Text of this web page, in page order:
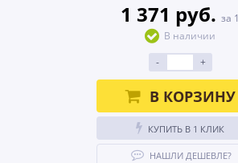
1 371 руб. за 1
В наличии
-
+
В КОРЗИНУ
КУПИТЬ В 1 КЛИК
НАШЛИ ДЕШЕВЛЕ?